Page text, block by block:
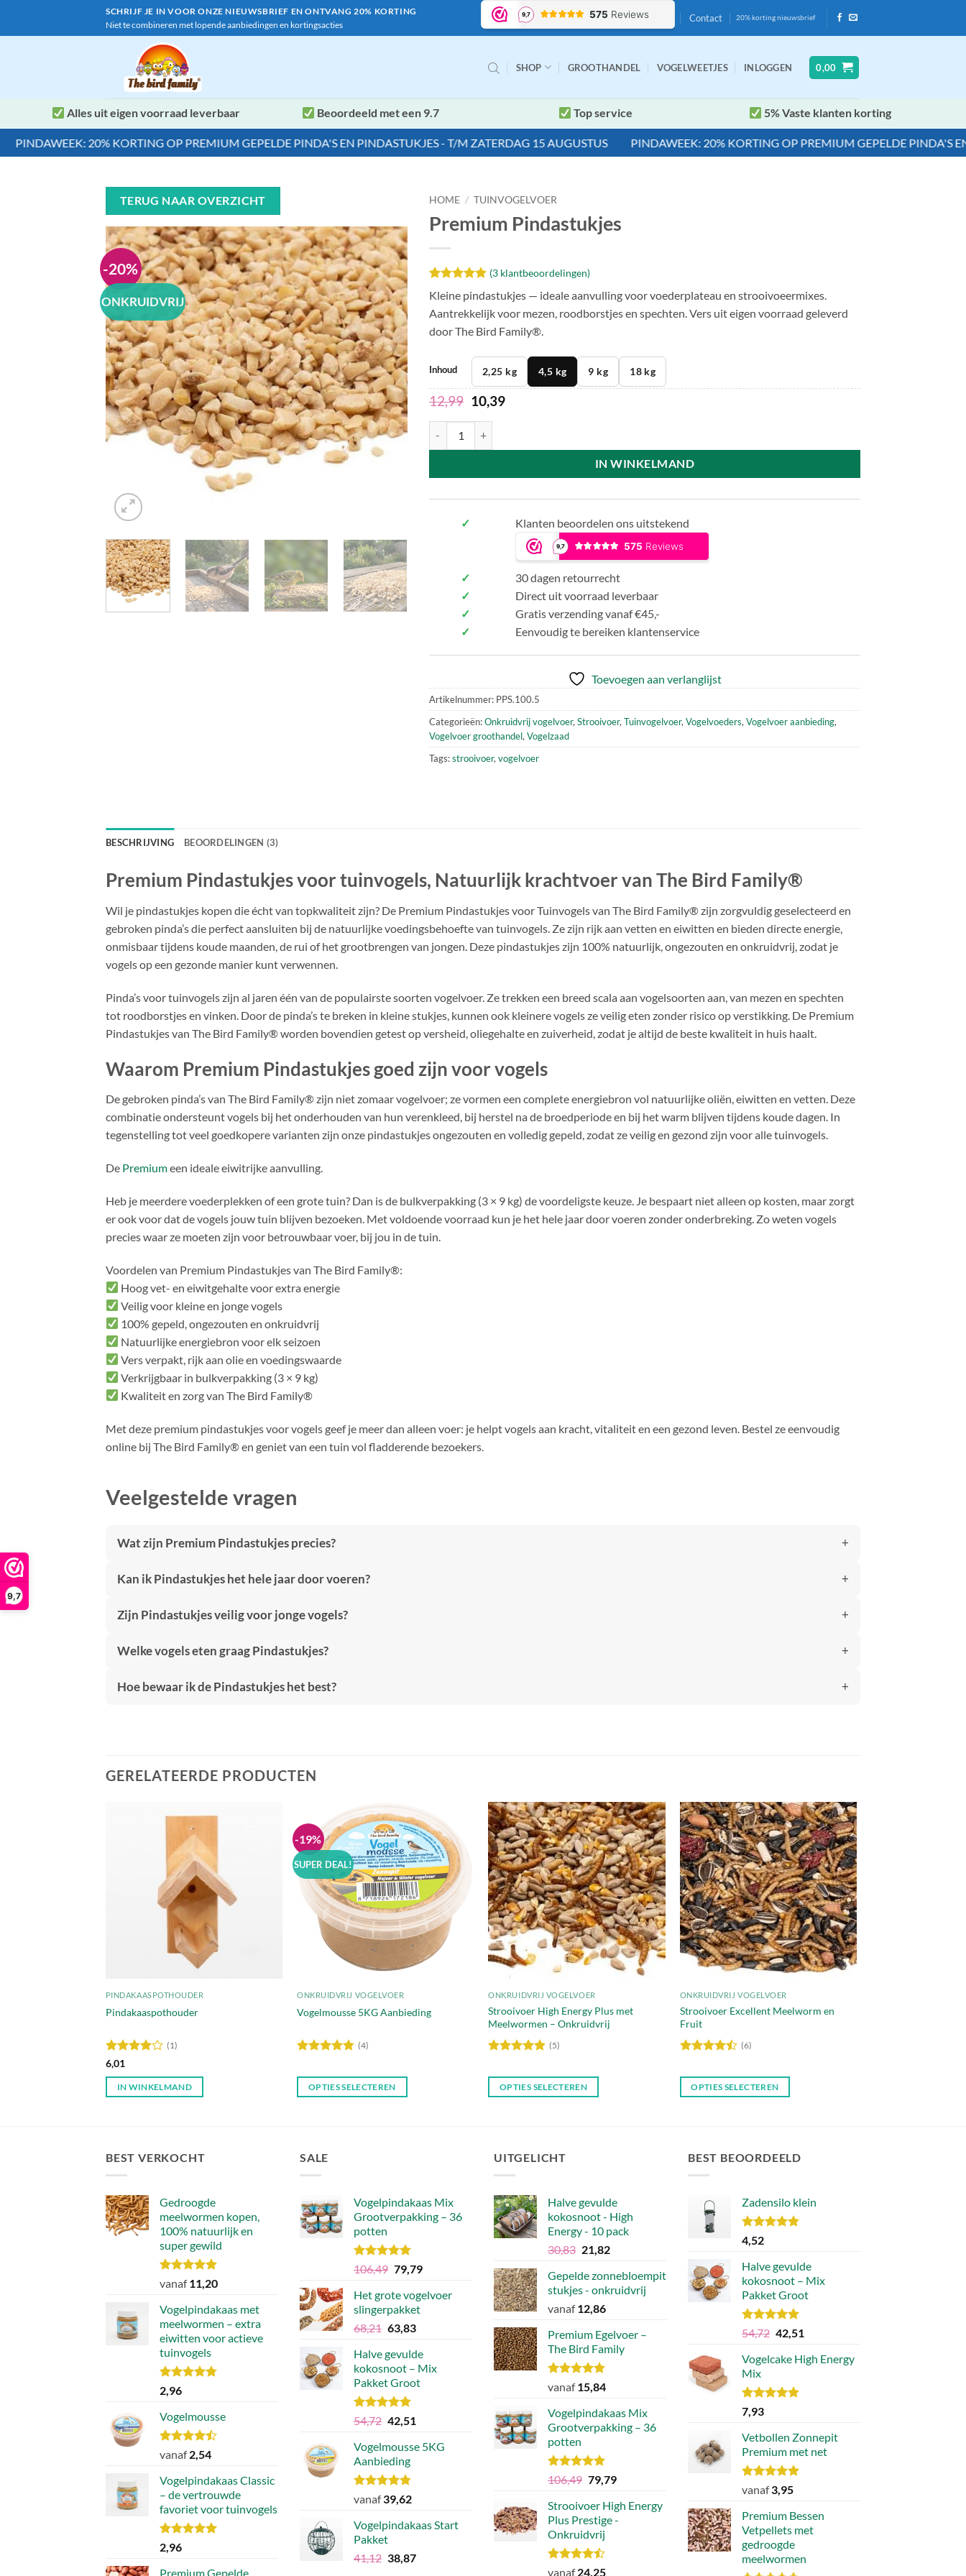
9,7
SCHRIJF JE IN VOOR ONZE NIEUWSBRIEF EN ONTVANG 20% KORTING
Niet te combineren met lopende aanbiedingen en kortingsacties
Contact 20% korting nieuwsbrief
SHOP GROOTHANDEL VOGELWEETJES INLOGGEN 0,00
Alles uit eigen voorraad leverbaar Beoordeeld met een 9.7 Top service 5% Vaste klanten korting
20% KORTING OP PREMIUM GEPELDE PINDA'S EN PINDASTUKJES - T/M ZATERDAG 15 AUGUSTUS PINDAWEEK: 20% KORTING OP PREMIUM GEPELDE PINDA'S EN
TERUG NAAR OVERZICHT
-20%
ONKRUIDVRIJ
Toevoegen
aan
verlanglijst
HOME / TUINVOGELVOER
Premium Pindastukjes
Waardering
5op 5
gebaseerd
3
klantbeoordelingen
(3klantbeoordelingen)
Kleine pindastukjes — ideale aanvulling voor voederplateau en strooivoeermixes.
Aantrekkelijk voor mezen, roodborstjes en spechten. Vers uit eigen voorraad geleverd
door The Bird Family®.
Inhoud 2,25 kg 4,5 kg 9 kg 18 kg
12,99 10,39
IN WINKELMAND
✓ Klanten beoordelen ons uitstekend
✓
30 dagen retourrecht
✓
Direct uit voorraad leverbaar
✓
Gratis verzending vanaf €45,-
✓
Eenvoudig te bereiken klantenservice
Toevoegen aan verlanglijst
Artikelnummer: PPS.100.5
Categorieën:Onkruidvrij vogelvoer, Strooivoer, Tuinvogelvoer, Vogelvoeders, Vogelvoer aanbieding,
Vogelvoer groothandel, Vogelzaad
Tags:strooivoer, vogelvoer
BESCHRIJVING BEOORDELINGEN (3)
Premium Pindastukjes voor tuinvogels, Natuurlijk krachtvoer van The Bird Family®
Wil je pindastukjes kopen die écht van topkwaliteit zijn? De Premium Pindastukjes voor Tuinvogels van The Bird Family® zijn zorgvuldig geselecteerd en
gebroken pinda’s die perfect aansluiten bij de natuurlijke voedingsbehoefte van tuinvogels. Ze zijn rijk aan vetten en eiwitten en bieden directe energie,
onmisbaar tijdens koude maanden, de rui of het grootbrengen van jongen. Deze pindastukjes zijn 100% natuurlijk, ongezouten en onkruidvrij, zodat je
vogels op een gezonde manier kunt verwennen.
Pinda’s voor tuinvogels zijn al jaren één van de populairste soorten vogelvoer. Ze trekken een breed scala aan vogelsoorten aan, van mezen en spechten
tot roodborstjes en vinken. Door de pinda’s te breken in kleine stukjes, kunnen ook kleinere vogels ze veilig eten zonder risico op verstikking. De Premium
Pindastukjes van The Bird Family® worden bovendien getest op versheid, oliegehalte en zuiverheid, zodat je altijd de beste kwaliteit in huis haalt.
Waarom Premium Pindastukjes goed zijn voor vogels
De gebroken pinda’s van The Bird Family® zijn niet zomaar vogelvoer; ze vormen een complete energiebron vol natuurlijke oliën, eiwitten en vetten. Deze
combinatie ondersteunt vogels bij het onderhouden van hun verenkleed, bij herstel na de broedperiode en bij het warm blijven tijdens koude dagen. In
tegenstelling tot veel goedkopere varianten zijn onze pindastukjes ongezouten en volledig gepeld, zodat ze veilig en gezond zijn voor alle tuinvogels.
De Premiumeen ideale eiwitrijke aanvulling.
Heb je meerdere voederplekken of een grote tuin? Dan is de bulkverpakking (3 × 9 kg) de voordeligste keuze. Je bespaart niet alleen op kosten, maar zorgt
er ook voor dat de vogels jouw tuin blijven bezoeken. Met voldoende voorraad kun je het hele jaar door voeren zonder onderbreking. Zo weten vogels
precies waar ze moeten zijn voor betrouwbaar voer, bij jou in de tuin.
Voordelen van Premium Pindastukjes van The Bird Family®:
Hoog vet- en eiwitgehalte voor extra energie
Veilig voor kleine en jonge vogels
100% gepeld, ongezouten en onkruidvrij
Natuurlijke energiebron voor elk seizoen
Vers verpakt, rijk aan olie en voedingswaarde
Verkrijgbaar in bulkverpakking (3 × 9 kg)
Kwaliteit en zorg van The Bird Family®
Met deze premium pindastukjes voor vogels geef je meer dan alleen voer: je helpt vogels aan kracht, vitaliteit en een gezond leven. Bestel ze eenvoudig
online bij The Bird Family® en geniet van een tuin vol fladderende bezoekers.
Veelgestelde vragen
Wat zijn Premium Pindastukjes precies?
Kan ik Pindastukjes het hele jaar door voeren?
Zijn Pindastukjes veilig voor jonge vogels?
Welke vogels eten graag Pindastukjes?
Hoe bewaar ik de Pindastukjes het best?
GERELATEERDE PRODUCTEN
PINDAKAASPOTHOUDER
Pindakaaspothouder
Waardering
(1)
6,01
IN WINKELMAND
-19%
SUPER DEAL!
Toevoegen
aan
verlanglijst
ONKRUIDVRIJ VOGELVOER
Vogelmousse 5KG Aanbieding
(4)
OPTIES SELECTEREN
meerdere
optie
kan
gekozen
de
productpagina
Toevoegen
aan
verlanglijst
ONKRUIDVRIJ VOGELVOER
Strooivoer High Energy Plus met
Meelwormen – Onkruidvrij
(5)
OPTIES SELECTEREN
meerdere
optie
kan
gekozen
op
de
productpagina
Toevoegen
aan
verlanglijst
ONKRUIDVRIJ VOGELVOER
Strooivoer Excellent Meelworm en
Fruit
(6)
OPTIES SELECTEREN
meerdere
gekozen
productpagina
BEST VERKOCHT
Gedroogde
meelwormen kopen,
100% natuurlijk en
super gewild
Waardering
uit 5
vanaf11,20
Vogelpindakaas met
meelwormen – extra
eiwitten voor actieve
tuinvogels
Waardering
4.78
2,96
Vogelmousse
Waardering
uit 5
vanaf2,54
Vogelpindakaas Classic
– de vertrouwde
favoriet voor tuinvogels
Waardering
5.00
2,96
Premium Gepelde
SALE
Vogelpindakaas Mix
Grootverpakking – 36
potten
Waardering
uit 5
106,49 Oorspronkelijke
was:
€106,49.
79,79Huidige
is:
Het grote vogelvoer
slingerpakket
68,21 Oorspronkelijke
was:
€68,21.
63,83Huidige
is:
€63,83.
Halve gevulde
kokosnoot – Mix
Pakket Groot
Waardering
5.00
uit 5
54,72 Oorspronkelijke
was:
€54,72.
42,51
is:
Vogelmousse 5KG
Aanbieding
Waardering
uit 5
vanaf39,62
Vogelpindakaas Start
Pakket
41,12 Oorspronkelijke
38,87Huidige
UITGELICHT
Halve gevulde
kokosnoot - High
Energy - 10 pack
30,83 Oorspronkelijke
was:
€30,83.
21,82Huidige
is:
€21,82.
Gepelde zonnebloempit
stukjes - onkruidvrij
vanaf12,86
Premium Egelvoer –
The Bird Family
Waardering
uit 5
vanaf15,84
Vogelpindakaas Mix
Grootverpakking – 36
potten
Waardering
uit 5
106,49 Oorspronkelijke
was:
€106,49.
79,79Huidige
is:
€79,79.
Strooivoer High Energy
Plus Prestige -
Onkruidvrij
Waardering
vanaf24,25
BEST BEOORDEELD
Zadensilo klein
Waardering
5.00
4,52
Halve gevulde
kokosnoot – Mix
Pakket Groot
Waardering
5.00
uit 5
54,72 Oorspronkelijke
was:
42,51
is:
Vogelcake High Energy
Mix
Waardering
5.00
7,93
Vetbollen Zonnepit
Premium met net
Waardering
uit 5
vanaf3,95
Premium Bessen
Vetpellets met
gedroogde
meelwormen